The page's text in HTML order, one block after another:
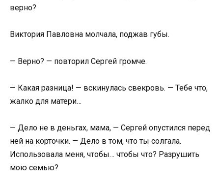
верно?
Виктория Павловна молчала, поджав губы.
— Верно? — повторил Сергей громче.
— Какая разница! — вскинулась свекровь. — Тебе что,
жалко для матери…
— Дело не в деньгах, мама, — Сергей опустился перед
ней на корточки. — Дело в том, что ты солгала.
Использовала меня, чтобы… чтобы что? Разрушить
мою семью?